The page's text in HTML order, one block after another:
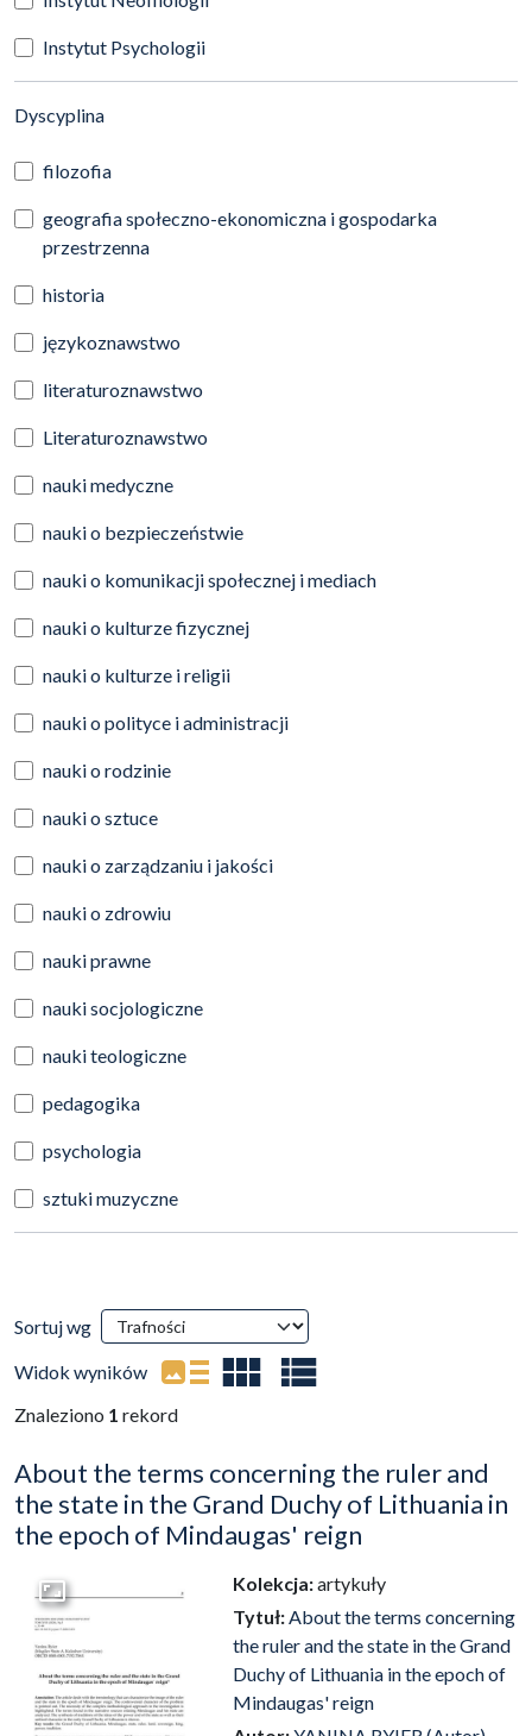
Instytut Psychologii
Dyscyplina(automatyczne przeładowanie treści)
filozofia
geografia społeczno-ekonomiczna i gospodarka
przestrzenna
historia
językoznawstwo
literaturoznawstwo
Literaturoznawstwo
nauki medyczne
nauki o bezpieczeństwie
nauki o komunikacji społecznej i mediach
nauki o kulturze fizycznej
nauki o kulturze i religii
nauki o polityce i administracji
nauki o rodzinie
nauki o sztuce
nauki o zarządzaniu i jakości
nauki o zdrowiu
nauki prawne
nauki socjologiczne
nauki teologiczne
pedagogika
psychologia
sztuki muzyczne
Wyniki wyszukiwania
Sortuj wg
(automatyczne przeładowanie treści)
Widok wyników
Znaleziono 1 rekord
About the terms concerning the ruler and
the state in the Grand Duchy of Lithuania in
the epoch of Mindaugas' reign
Przejdź do zbioru
Kolekcja:artykuły
Tytuł:About the terms concerning
the ruler and the state in the Grand
Duchy of Lithuania in the epoch of
Mindaugas' reign